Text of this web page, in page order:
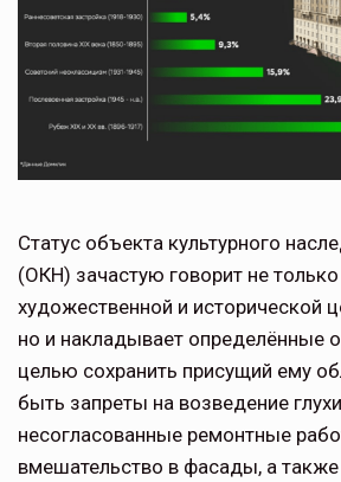
Статус объекта культурного
(ОКН) зачастую говорит не только
художественной и исторической
но и накладывает определённые
целью сохранить присущий ему
быть запреты на возведение
несогласованные ремонтные
вмешательство в фасады, а также